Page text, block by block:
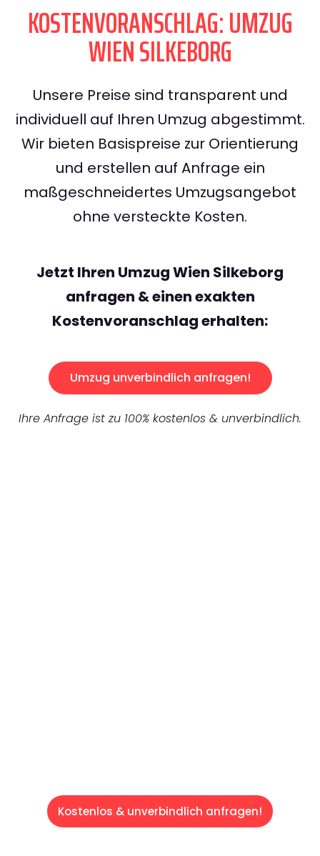
KOSTENVORANSCHLAG: UMZUG
WIEN SILKEBORG
Unsere Preise sind transparent und
individuell auf Ihren Umzug abgestimmt.
Wir bieten Basispreise zur Orientierung
und erstellen auf Anfrage ein
maßgeschneidertes Umzugsangebot
ohne versteckte Kosten.
Jetzt Ihren Umzug Wien Silkeborg
anfragen & einen exakten
Kostenvoranschlag erhalten:
Umzug unverbindlich anfragen!
Ihre Anfrage ist zu 100% kostenlos & unverbindlich.
Kostenlos & unverbindlich anfragen!